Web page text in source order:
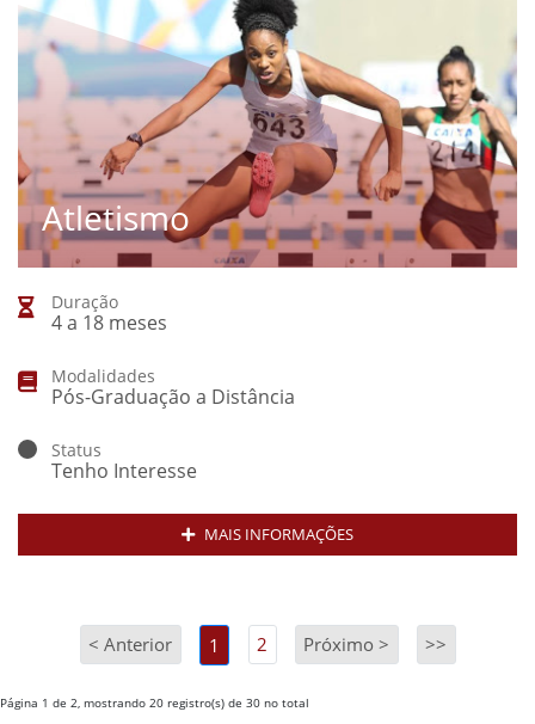
Atletismo
Duração
4 a 18 meses
Modalidades
Pós-Graduação a Distância
Status
Tenho Interesse
MAIS INFORMAÇÕES
< Anterior 1 2 Próximo > >>
Página 1 de 2, mostrando 20 registro(s) de 30 no total